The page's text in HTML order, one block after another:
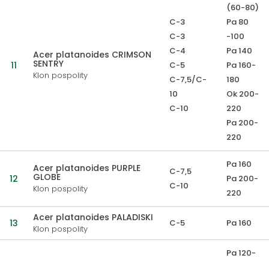
11
Acer platanoides CRIMSON
SENTRY
Klon pospolity
C-3
C-3
C-4
C-5
C-7,5/C-
10
C-10
(60-80)
Pa 80
-100
Pa 140
Pa 160-
180
Ok 200-
220
Pa 200-
220
12
Acer platanoides PURPLE
GLOBE
Klon pospolity
C-7,5
C-10
Pa 160
Pa 200-
220
13 Acer platanoides PALADISKI
Klon pospolity
C-5 Pa 160
Pa 120-